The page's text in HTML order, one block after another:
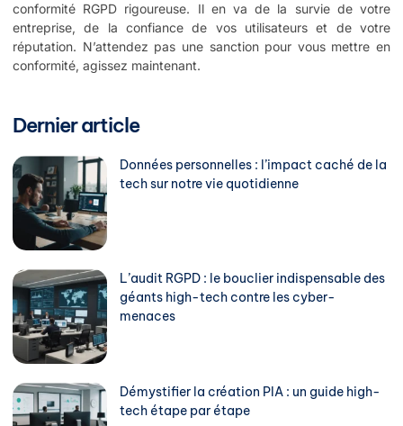
conformité RGPD rigoureuse. Il en va de la survie de votre
entreprise, de la confiance de vos utilisateurs et de votre
réputation. N’attendez pas une sanction pour vous mettre en
conformité, agissez maintenant.
Dernier article
Données personnelles : l’impact caché de la
tech sur notre vie quotidienne
L’audit RGPD : le bouclier indispensable des
géants high-tech contre les cyber-
menaces
Démystifier la création PIA : un guide high-
tech étape par étape